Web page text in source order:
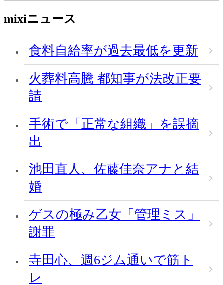
mixiニュース
食料自給率が過去最低を更新
火葬料高騰 都知事が法改正要
請
手術で「正常な組織」を誤摘
出
池田直人、佐藤佳奈アナと結
婚
ゲスの極み乙女「管理ミス」
謝罪
寺田心、週6ジム通いで筋ト
レ